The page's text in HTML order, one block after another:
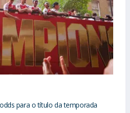
para o título da temporada